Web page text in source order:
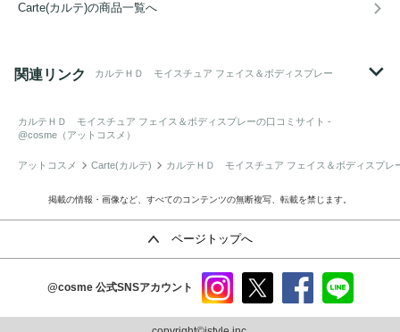
Carte(カルテ)の商品一覧へ
関連リンク カルテＨＤ モイスチュア フェイス＆ボディスプレー
カルテＨＤ モイスチュア フェイス＆ボディスプレーの口コミサイト -
@cosme（アットコスメ）
アットコスメ Carte(カルテ) カルテＨＤ モイスチュア フェイス＆ボディスプレ
掲載の情報・画像など、すべてのコンテンツの無断複写、転載を禁じます。
ページトップへ
@cosme 公式SNSアカウント
ram